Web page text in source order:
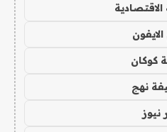
كوكان
نهج
نيوز